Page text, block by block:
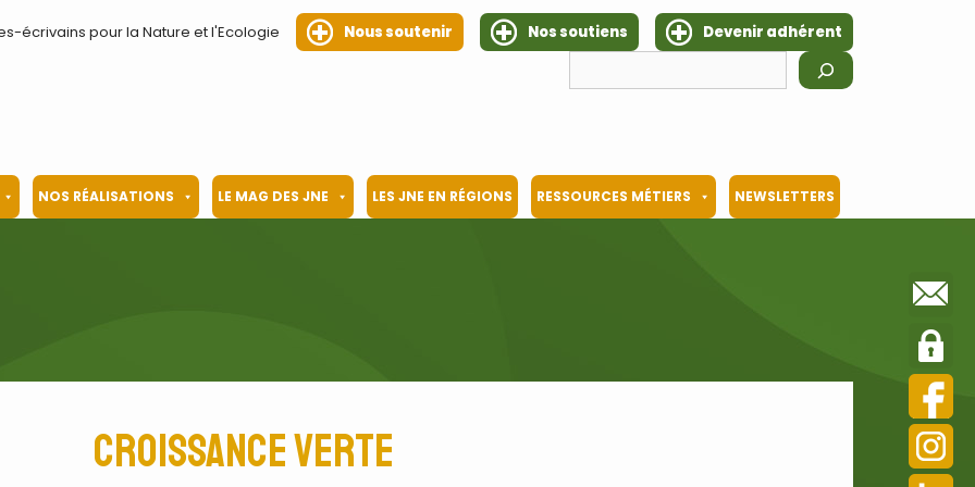
écrivains pour la Nature et l'Ecologie Nous soutenir Nos soutiens
Devenir adhérent
NOS RÉALISATIONS LE MAG DES JNE LES JNE EN RÉGIONS RESSOURCES MÉTIERS NEWSLETTERS
croissance verte